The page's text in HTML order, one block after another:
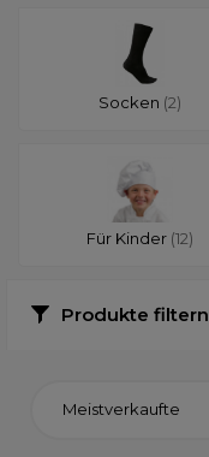
Socken (2)
Für Kinder (12)
Produkte filtern
Meistverkaufte